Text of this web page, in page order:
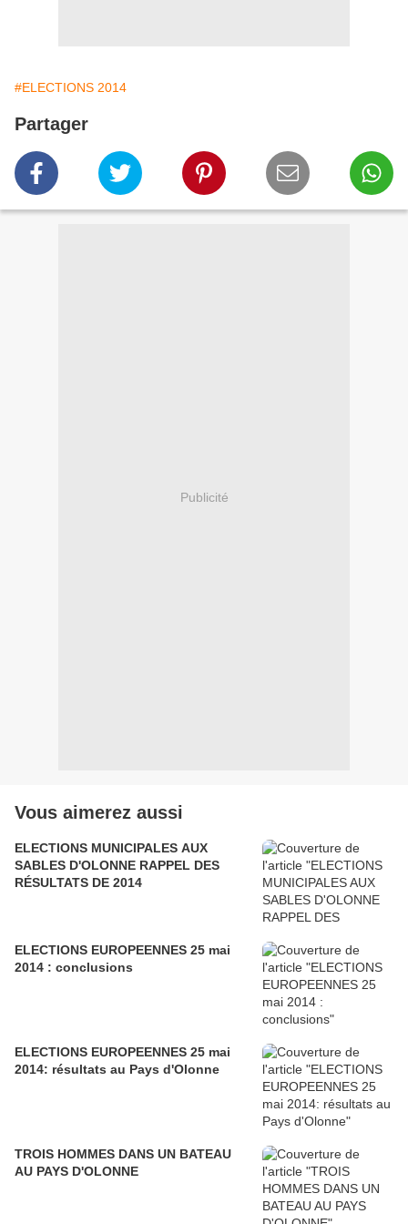
#ELECTIONS 2014
Partager
Publicité
Vous aimerez aussi
ELECTIONS MUNICIPALES AUX
SABLES D'OLONNE RAPPEL DES
RÉSULTATS DE 2014
ELECTIONS EUROPEENNES 25 mai
2014 : conclusions
ELECTIONS EUROPEENNES 25 mai
2014: résultats au Pays d'Olonne
TROIS HOMMES DANS UN BATEAU
AU PAYS D'OLONNE